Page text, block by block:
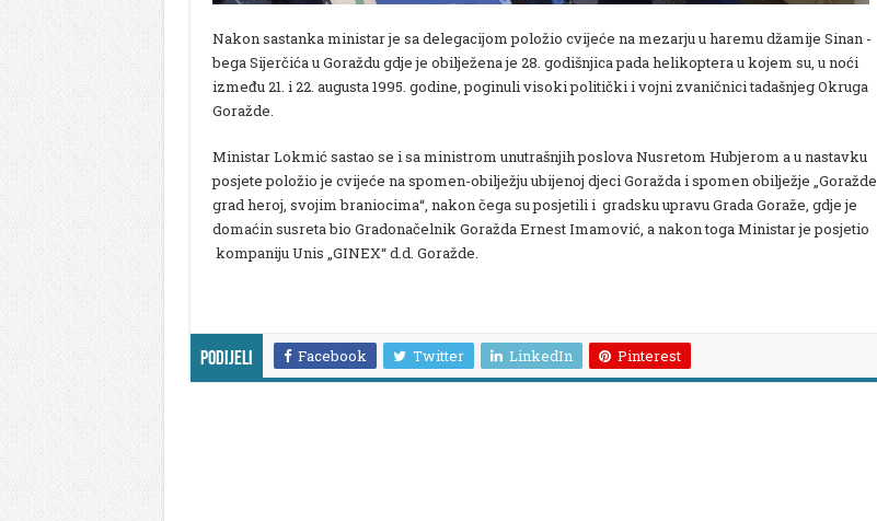
Nakon sastanka ministar je sa delegacijom položio cvijeće na mezarju u haremu džamije Sinan -
bega Sijerčića u Goraždu gdje je obilježena je 28. godišnjica pada helikoptera u kojem su, u noći
između 21. i 22. augusta 1995. godine, poginuli visoki politički i vojni zvaničnici tadašnjeg Okruga
Goražde.
Ministar Lokmić sastao se i sa ministrom unutrašnjih poslova Nusretom Hubjerom a u nastavku
posjete položio je cvijeće na spomen-obilježju ubijenoj djeci Goražda i spomen obilježje „Goražde
grad heroj, svojim braniocima“, nakon čega su posjetili i gradsku upravu Grada Goraže, gdje je
domaćin susreta bio Gradonačelnik Goražda Ernest Imamović, a nakon toga Ministar je posjetio
kompaniju Unis „GINEX“ d.d. Goražde.
Podijeli Facebook Twitter LinkedIn Pinterest